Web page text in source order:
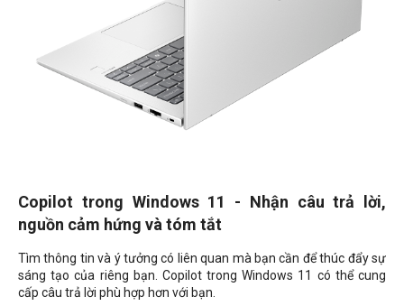
Copilot trong Windows 11 - Nhận câu trả lời,
nguồn cảm hứng và tóm tắt
Tìm thông tin và ý tưởng có liên quan mà bạn cần để thúc đẩy sự
sáng tạo của riêng bạn. Copilot trong Windows 11 có thể cung
cấp câu trả lời phù hợp hơn với bạn.